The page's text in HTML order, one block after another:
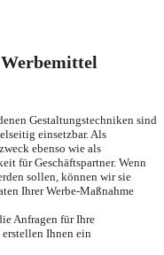
Gestaltungstechniken sind
einsetzbar. Als
ebenso wie als
für Geschäftspartner. Wenn
sollen, können wir sie
Ihrer Werbe-Maßnahme
Anfragen für Ihre
erstellen Ihnen ein